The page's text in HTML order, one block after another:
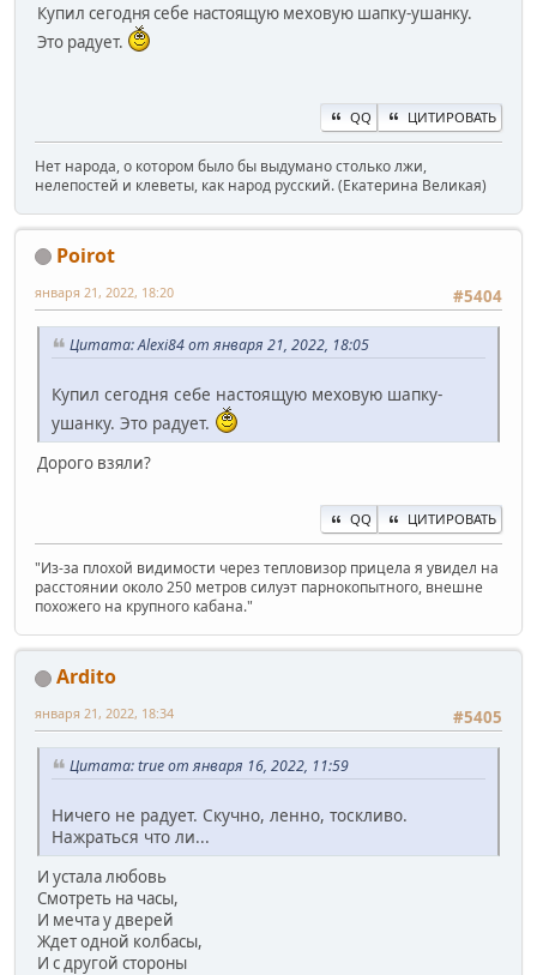
Купил сегодня себе настоящую меховую шапку-ушанку.
Это радует.
QQ ЦИТИРОВАТЬ
Нет народа, о котором было бы выдумано столько лжи,
нелепостей и клеветы, как народ русский. (Екатерина Великая)
Poirot
#5404
января 21, 2022, 18:20
Цитата: Alexi84 от января 21, 2022, 18:05
Купил сегодня себе настоящую меховую шапку-
ушанку. Это радует.
Дорого взяли?
QQ ЦИТИРОВАТЬ
"Из-за плохой видимости через тепловизор прицела я увидел на
расстоянии около 250 метров силуэт парнокопытного, внешне
похожего на крупного кабана."
Ardito
#5405
января 21, 2022, 18:34
Цитата: true от января 16, 2022, 11:59
Ничего не радует. Скучно, ленно, тоскливо.
Нажраться что ли...
И устала любовь
Смотреть на часы,
И мечта у дверей
Ждет одной колбасы,
И с другой стороны